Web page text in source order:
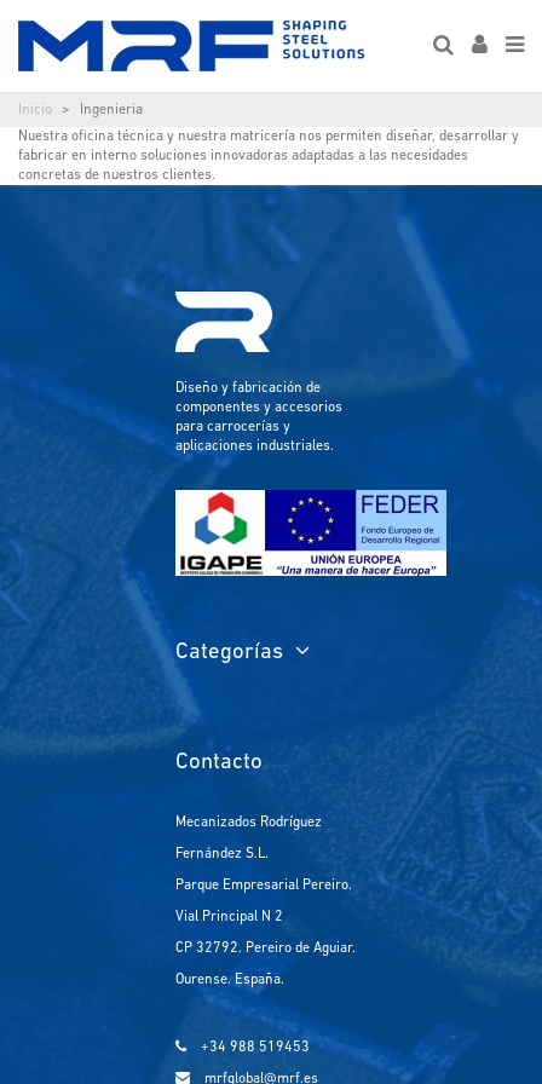
Inicio
Ingenieria
Nuestra oficina técnica y nuestra matricería nos permiten diseñar, desarrollar y
fabricar en interno soluciones innovadoras adaptadas a las necesidades
concretas de nuestros clientes.
Diseño y fabricación de
componentes y accesorios
para carrocerías y
aplicaciones industriales.
Categorías
Contacto
Mecanizados Rodríguez
Fernández S.L.
Parque Empresarial Pereiro.
Vial Principal N 2
CP 32792. Pereiro de Aguiar.
Ourense. España.
+34 988 519453
mrfglobal@mrf.es